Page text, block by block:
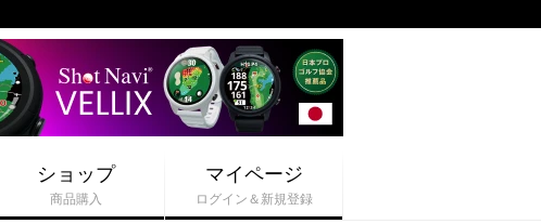
ショップ
商品購入
マイページ
ログイン＆新規登録